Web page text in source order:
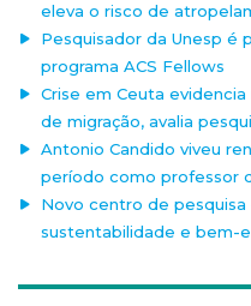
eleva o risco de
Pesquisador da Unesp é
programa ACS Fellows
Crise em Ceuta
de migração, avalia
Antonio Candido viveu
período como professor
Novo centro de pesquisa
sustentabilidade e bem-